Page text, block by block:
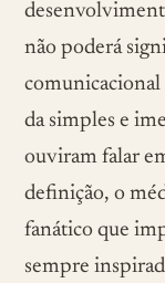
não poderá
da simples e
ouviram falar
definição, o
fanático que
sempre